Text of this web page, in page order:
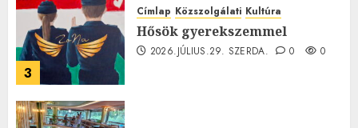
3
Címlap Közszolgálati Kultúra
Hősök gyerekszemmel
2026.JÚLIUS.29. SZERDA. 0 0